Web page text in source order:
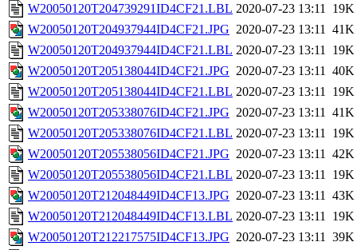
W20050120T204739291ID4CF21.LBL 2020-07-23 13:11 19K
W20050120T204937944ID4CF21.JPG 2020-07-23 13:11 41K
W20050120T204937944ID4CF21.LBL 2020-07-23 13:11 19K
W20050120T205138044ID4CF21.JPG 2020-07-23 13:11 40K
W20050120T205138044ID4CF21.LBL 2020-07-23 13:11 19K
W20050120T205338076ID4CF21.JPG 2020-07-23 13:11 41K
W20050120T205338076ID4CF21.LBL 2020-07-23 13:11 19K
W20050120T205538056ID4CF21.JPG 2020-07-23 13:11 42K
W20050120T205538056ID4CF21.LBL 2020-07-23 13:11 19K
W20050120T212048449ID4CF13.JPG 2020-07-23 13:11 43K
W20050120T212048449ID4CF13.LBL 2020-07-23 13:11 19K
W20050120T212217575ID4CF13.JPG 2020-07-23 13:11 39K